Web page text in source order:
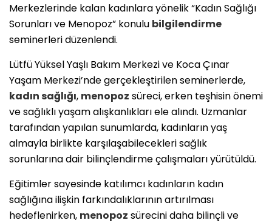
Merkezlerinde kalan kadınlara yönelik “Kadın Sağlığı
Sorunları ve Menopoz” konulu bilgilendirme
seminerleri düzenlendi.
Lütfü Yüksel Yaşlı Bakım Merkezi ve Koca Çınar
Yaşam Merkezi’nde gerçekleştirilen seminerlerde,
kadın sağlığı, menopoz süreci, erken teşhisin önemi
ve sağlıklı yaşam alışkanlıkları ele alındı. Uzmanlar
tarafından yapılan sunumlarda, kadınların yaş
almayla birlikte karşılaşabilecekleri sağlık
sorunlarına dair bilinçlendirme çalışmaları yürütüldü.
Eğitimler sayesinde katılımcı kadınların kadın
sağlığına ilişkin farkındalıklarının artırılması
hedeflenirken, menopoz sürecini daha bilinçli ve